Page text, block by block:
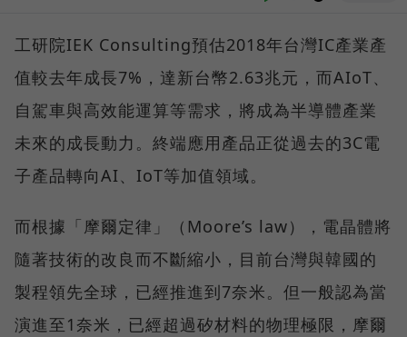
工研院IEK Consulting預估2018年台灣IC產業產
值較去年成長7%，達新台幣2.63兆元，而AIoT、
自駕車與高效能運算等需求，將成為半導體產業
未來的成長動力。終端應用產品正從過去的3C電
子產品轉向AI、IoT等加值領域。
而根據「摩爾定律」（Moore’s law），電晶體將
隨著技術的改良而不斷縮小，目前台灣與韓國的
製程領先全球，已經推進到7奈米。但一般認為當
演進至1奈米，已經超過矽材料的物理極限，摩爾